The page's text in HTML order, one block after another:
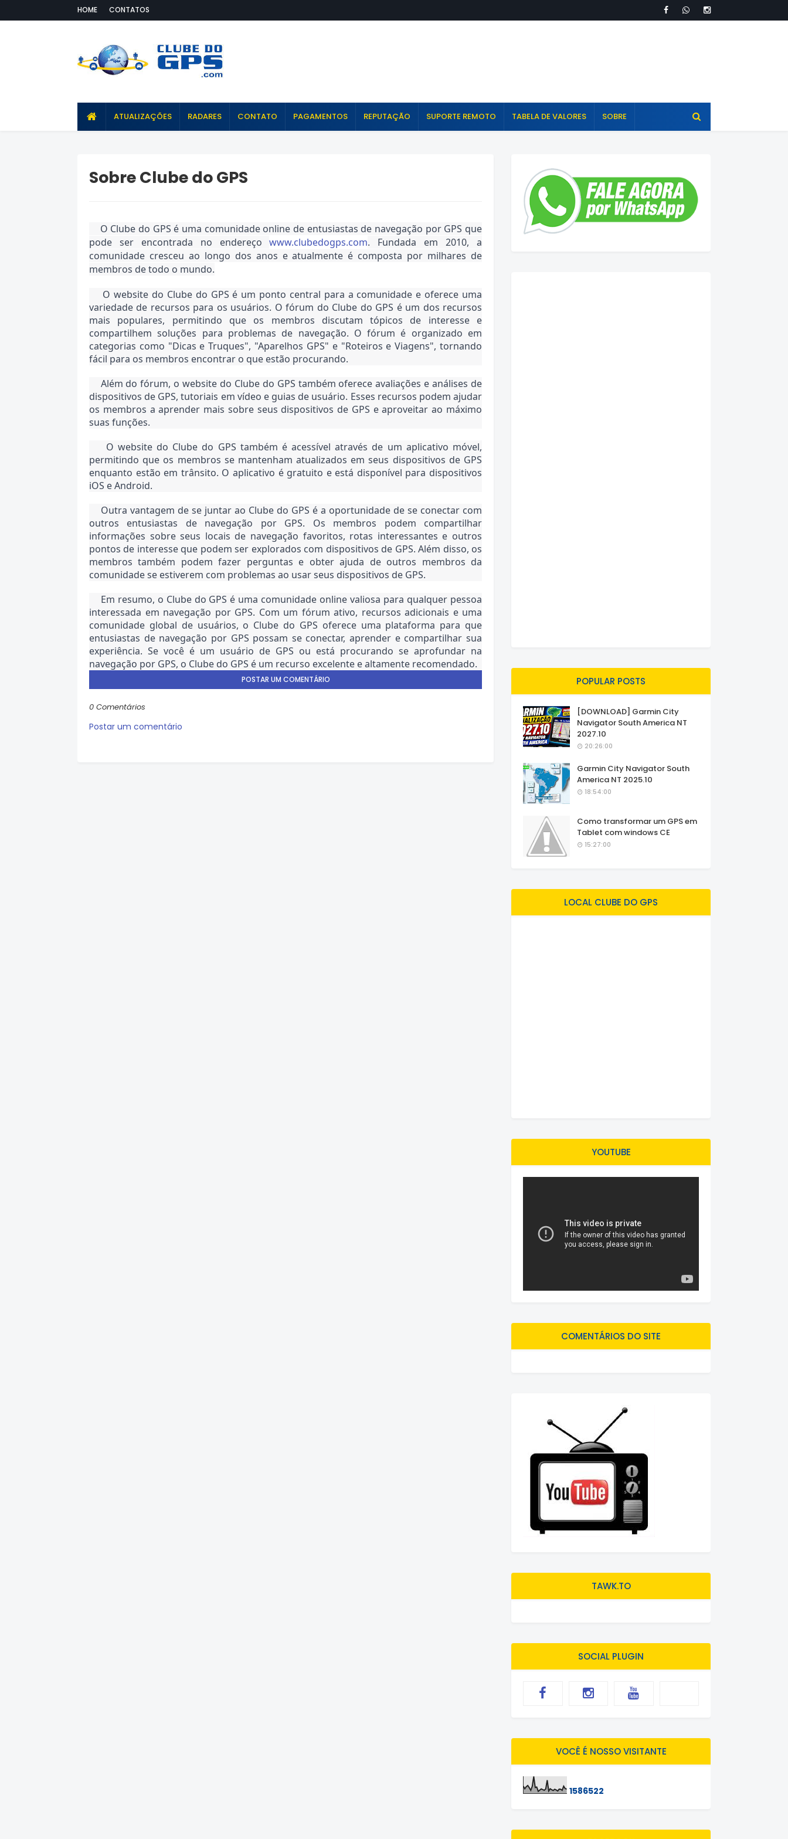
HOME CONTATOS
ATUALIZAÇÕES RADARES CONTATO PAGAMENTOS REPUTAÇÃO SUPORTE REMOTO TABELA DE VALORES SOBRE
Sobre Clube do GPS
O Clube do GPS é uma comunidade online de entusiastas de navegação por GPS que
pode ser encontrada no endereço www.clubedogps.com. Fundada em 2010, a
comunidade cresceu ao longo dos anos e atualmente é composta por milhares de
membros de todo o mundo.
O website do Clube do GPS é um ponto central para a comunidade e oferece uma
variedade de recursos para os usuários. O fórum do Clube do GPS é um dos recursos
mais populares, permitindo que os membros discutam tópicos de interesse e
compartilhem soluções para problemas de navegação. O fórum é organizado em
categorias como "Dicas e Truques", "Aparelhos GPS" e "Roteiros e Viagens", tornando
fácil para os membros encontrar o que estão procurando.
Além do fórum, o website do Clube do GPS também oferece avaliações e análises de
dispositivos de GPS, tutoriais em vídeo e guias de usuário. Esses recursos podem ajudar
os membros a aprender mais sobre seus dispositivos de GPS e aproveitar ao máximo
suas funções.
O website do Clube do GPS também é acessível através de um aplicativo móvel,
permitindo que os membros se mantenham atualizados em seus dispositivos de GPS
enquanto estão em trânsito. O aplicativo é gratuito e está disponível para dispositivos
iOS e Android.
Outra vantagem de se juntar ao Clube do GPS é a oportunidade de se conectar com
outros entusiastas de navegação por GPS. Os membros podem compartilhar
informações sobre seus locais de navegação favoritos, rotas interessantes e outros
pontos de interesse que podem ser explorados com dispositivos de GPS. Além disso, os
membros também podem fazer perguntas e obter ajuda de outros membros da
comunidade se estiverem com problemas ao usar seus dispositivos de GPS.
Em resumo, o Clube do GPS é uma comunidade online valiosa para qualquer pessoa
interessada em navegação por GPS. Com um fórum ativo, recursos adicionais e uma
comunidade global de usuários, o Clube do GPS oferece uma plataforma para que
entusiastas de navegação por GPS possam se conectar, aprender e compartilhar sua
experiência. Se você é um usuário de GPS ou está procurando se aprofundar na
navegação por GPS, o Clube do GPS é um recurso excelente e altamente recomendado.
POSTAR UM COMENTÁRIO
0 Comentários
Postar um comentário
POPULAR POSTS
[DOWNLOAD] Garmin City
Navigator South America NT
2027.10
20:26:00
Garmin City Navigator South
America NT 2025.10
18:54:00
Como transformar um GPS em
Tablet com windows CE
15:27:00
LOCAL CLUBE DO GPS
YOUTUBE
COMENTÁRIOS DO SITE
TAWK.TO
SOCIAL PLUGIN
VOCÊ É NOSSO VISITANTE
1586522